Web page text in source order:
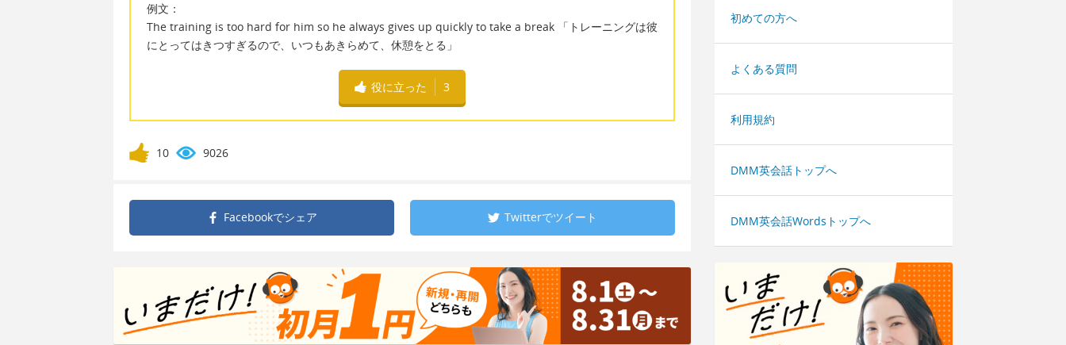
例文：
The training is too hard for him so he always gives up quickly to take a break 「トレーニングは彼
にとってはきつすぎるので、いつもあきらめて、休憩をとる」
役に立った 3
10 9026
Facebookでシェア Twitterでツイート
初めての方へ
よくある質問
利用規約
DMM英会話トップへ
DMM英会話Wordsトップへ